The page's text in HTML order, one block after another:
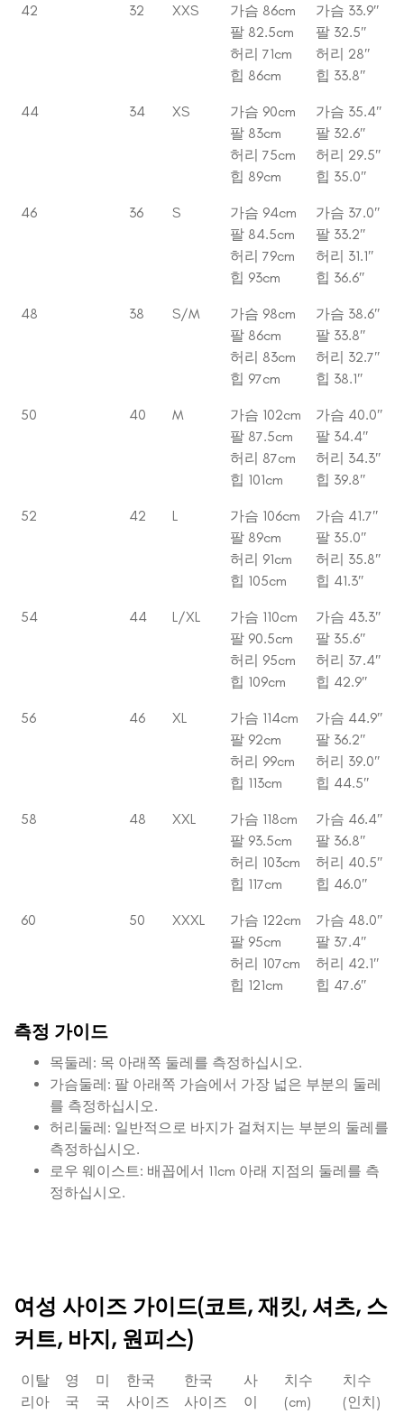
42 32 XXS
가슴 86cm
팔 82.5cm
허리 71cm
힙 86cm
가슴 33.9″
팔 32.5″
허리 28″
힙 33.8″
44 34 XS
가슴 90cm
팔 83cm
허리 75cm
힙 89cm
가슴 35.4″
팔 32.6″
허리 29.5″
힙 35.0″
46 36 S
가슴 94cm
팔 84.5cm
허리 79cm
힙 93cm
가슴 37.0″
팔 33.2″
허리 31.1″
힙 36.6″
48 38 S/M
가슴 98cm
팔 86cm
허리 83cm
힙 97cm
가슴 38.6″
팔 33.8″
허리 32.7″
힙 38.1″
50 40 M
가슴 102cm
팔 87.5cm
허리 87cm
힙 101cm
가슴 40.0″
팔 34.4″
허리 34.3″
힙 39.8″
52 42 L
가슴 106cm
팔 89cm
허리 91cm
힙 105cm
가슴 41.7″
팔 35.0″
허리 35.8″
힙 41.3″
54 44 L/XL
가슴 110cm
팔 90.5cm
허리 95cm
힙 109cm
가슴 43.3″
팔 35.6″
허리 37.4″
힙 42.9″
56 46 XL
가슴 114cm
팔 92cm
허리 99cm
힙 113cm
가슴 44.9″
팔 36.2″
허리 39.0″
힙 44.5″
58 48 XXL
가슴 118cm
팔 93.5cm
허리 103cm
힙 117cm
가슴 46.4″
팔 36.8″
허리 40.5″
힙 46.0″
60 50 XXXL
가슴 122cm
팔 95cm
허리 107cm
힙 121cm
가슴 48.0″
팔 37.4″
허리 42.1″
힙 47.6″
측정 가이드
목둘레: 목 아래쪽 둘레를 측정하십시오.
가슴둘레: 팔 아래쪽 가슴에서 가장 넓은 부분의 둘레
를 측정하십시오.
허리둘레: 일반적으로 바지가 걸쳐지는 부분의 둘레를
측정하십시오.
로우 웨이스트: 배꼽에서 11cm 아래 지점의 둘레를 측
정하십시오.
여성 사이즈 가이드(코트, 재킷, 셔츠, 스
커트, 바지, 원피스)
이탈
리아
영
국
미
국
한국
사이즈
한국
사이즈
사
이
치수
(cm)
치수
(인치)